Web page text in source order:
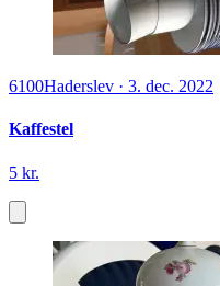
6100Haderslev · 3. dec. 2022
Kaffestel
5 kr.